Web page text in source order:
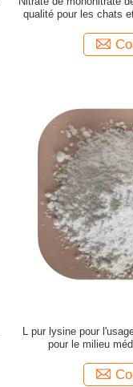
qualité pour les chats
L pur lysine pour
pour le milieu